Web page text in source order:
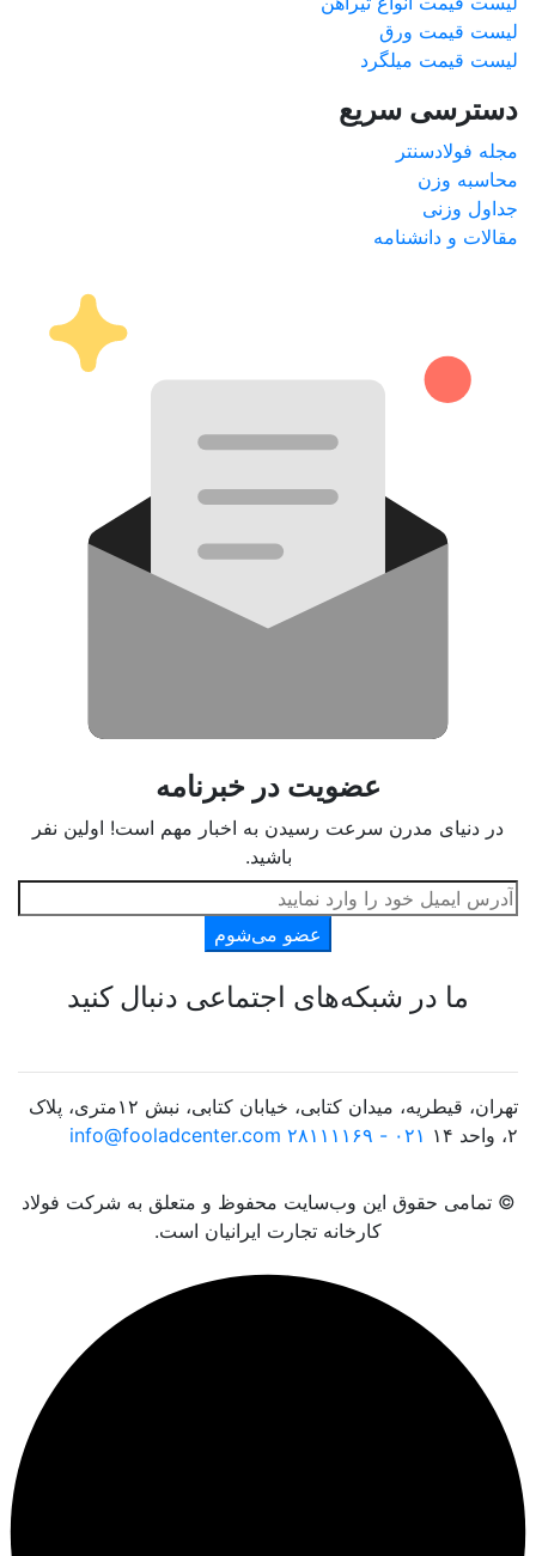
لیست قیمت ورق
لیست قیمت میلگرد
دسترسی سریع
مجله فولادسنتر
محاسبه وزن
جداول وزنی
مقالات و دانشنامه
عضویت در خبرنامه
در دنیای مدرن سرعت رسیدن به اخبار مهم است! اولین نفر
باشید.
عضو می‌شوم
ما در شبکه‌های اجتماعی دنبال کنید
تهران، قیطریه، میدان کتابی، خیابان کتابی، نبش ۱۲متری، پلاک
۲، واحد ۱۴
۰۲۱ - ۲۸۱۱۱۱۶۹ info@fooladcenter.com
© تمامی حقوق این وب‌سایت محفوظ و متعلق به شرکت فولاد
کارخانه تجارت ایرانیان است.